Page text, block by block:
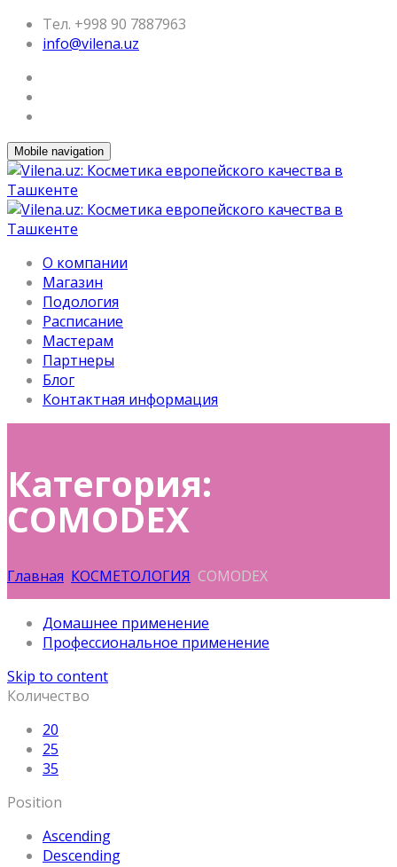
Тел. +998 90 7887963
info@vilena.uz
Mobile navigation
О компании
Магазин
Подология
Расписание
Мастерам
Партнеры
Блог
Контактная информация
Категория:
COMODEX
Главная КОСМЕТОЛОГИЯ COMODEX
Домашнее применение
Профессиональное применение
Skip to content
Количество
20
25
35
Position
Ascending
Descending